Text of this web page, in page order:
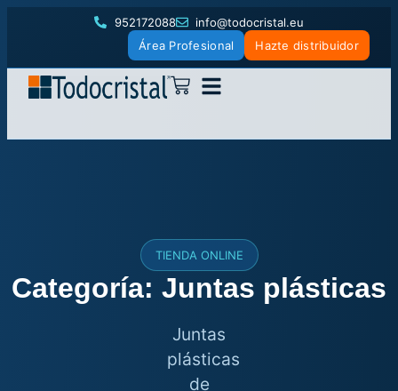
952172088
info@todocristal.eu
Hazte distribuidor
Área Profesional
TIENDA ONLINE
Categoría: Juntas plásticas
Juntas
plásticas
de